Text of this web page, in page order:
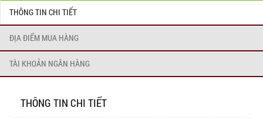
THÔNG TIN CHI TIẾT
ĐỊA ĐIỂM MUA HÀNG
TÀI KHOẢN NGÂN HÀNG
THÔNG TIN CHI TIẾT